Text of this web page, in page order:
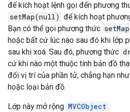
để kích hoạt lệnh gọi đến phương
setMap(null) để kích hoạt
Bạn có thể gọi phương thức
hoặc bất cứ lúc nào sau đó khi lớp
sau khi xoá. Sau đó, phương thức
cứ khi nào một thuộc tính bản đồ
đổi vị trí của phần tử, chẳng hạn
hoặc loại bản đồ.
Lớp này mở rộng MVCObject .